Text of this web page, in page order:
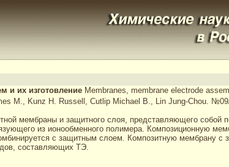
и их изготовлениеMembranes, membrane electrode
M., Kunz H. Russell, Cutlip Michael B., Lin Jung-Chou.
мембраны и защитного слоя, представляющего
из ионообменного полимера. Композиционную
с защитным слоем. Композитную мембрану
составляющих ТЭ.